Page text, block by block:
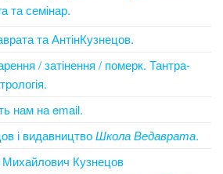
та семінар.
та АнтінКузнецов.
/ затінення / померк. Тантра-
нам на email.
і видавництвоШкола Ведаврата.
Михайлович Кузнецов